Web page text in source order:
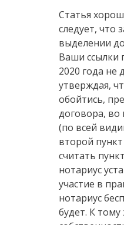
Статья
следует, что
выделении
Ваши ссылки
2020 года не
утверждая,
обойтись,
договора, во
(по всей
второй
считать
нотариус
участие в
нотариус
будет. К